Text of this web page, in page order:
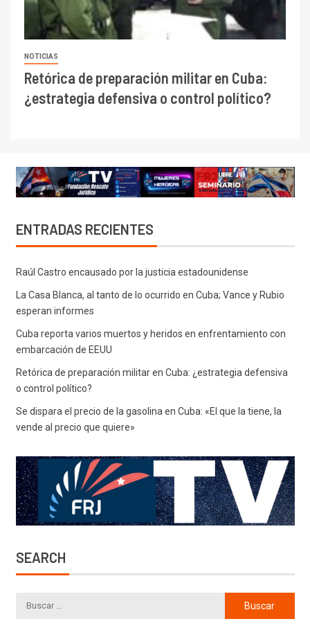
NOTICIAS
Retórica de preparación militar en Cuba:
¿estrategia defensiva o control político?
ENTRADAS RECIENTES
Raúl Castro encausado por la justicia estadounidense
La Casa Blanca, al tanto de lo ocurrido en Cuba; Vance y Rubio
esperan informes
Cuba reporta varios muertos y heridos en enfrentamiento con
embarcación de EEUU
Retórica de preparación militar en Cuba: ¿estrategia defensiva
o control político?
Se dispara el precio de la gasolina en Cuba: «El que la tiene, la
vende al precio que quiere»
SEARCH